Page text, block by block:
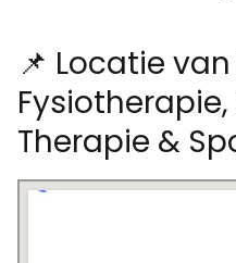
📌 Locatie
Therapie &